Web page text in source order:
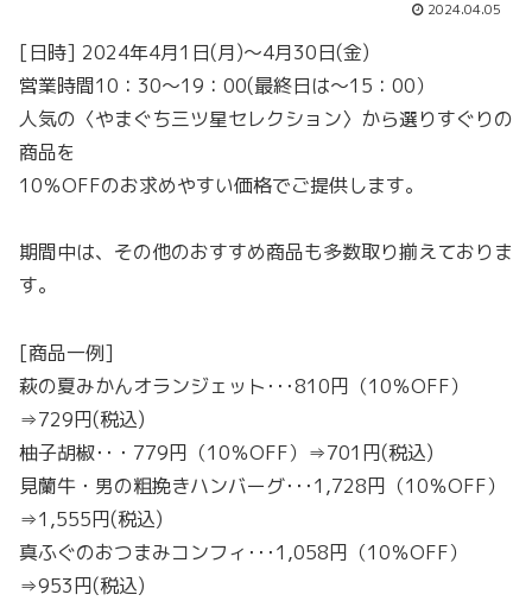
2024.04.05
[日時] 2024年4月1日(月)～4月30日(金)
営業時間10：30～19：00(最終日は～15：00）
人気の〈やまぐち三ツ星セレクション〉から選りすぐりの
商品を
10％OFFのお求めやすい価格でご提供します。
期間中は、その他のおすすめ商品も多数取り揃えておりま
す。
[商品一例]
萩の夏みかんオランジェット･･･810円（10％OFF）
⇒729円(税込)
柚子胡椒･･・779円（10％OFF）⇒701円(税込)
見蘭牛・男の粗挽きハンバーグ･･･1,728円（10％OFF）
⇒1,555円(税込)
真ふぐのおつまみコンフィ･･･1,058円（10％OFF）
⇒953円(税込)